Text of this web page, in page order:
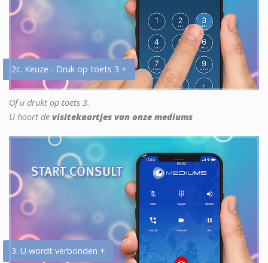
2c. Keuze - Druk op toets 3 +
Of u drukt op toets 3.
U hoort de visitekaartjes van onze mediums
3. U wordt verbonden +